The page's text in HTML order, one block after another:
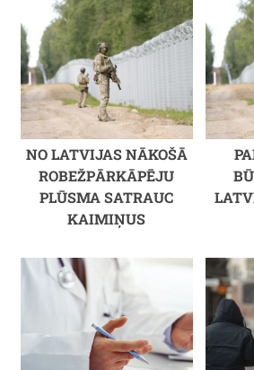
NO LATVIJAS NĀKOŠĀ
ROBEŽPĀRKĀPĒJU
PLŪSMA SATRAUC
KAIMIŅUS